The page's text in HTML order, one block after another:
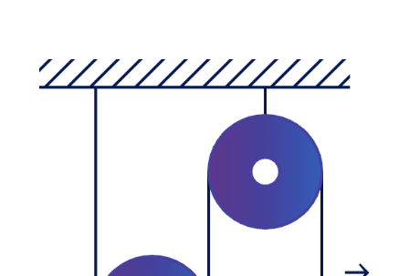
(поскольку он тяжелее). Их
ускорения равны, так как нити
нерастяжимы. На тело массой
m вниз действует сила
тяжести, вверх — сила
натяжения нити.